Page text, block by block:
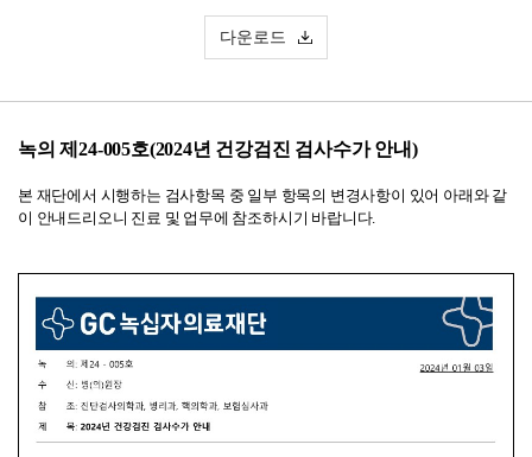
다운로드
녹의 제24-005호(2024년 건강검진 검사수가 안내)
본 재단에서 시행하는 검사항목 중 일부 항목의 변경사항이 있어 아래와 같
이 안내드리오니 진료 및 업무에 참조하시기 바랍니다.